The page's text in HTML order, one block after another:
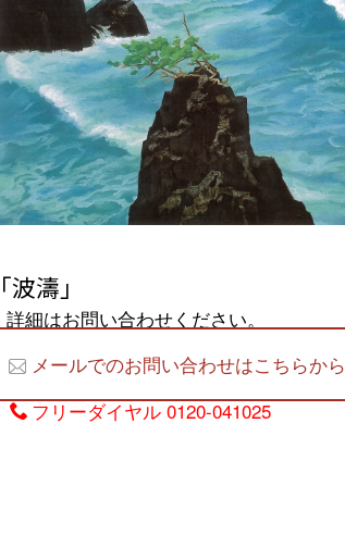
「波濤」
詳細はお問い合わせください。
メールでのお問い合わせはこちらから
フリーダイヤル0120-041025